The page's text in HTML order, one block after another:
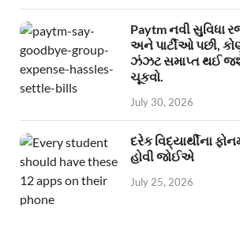
Paytm નવી સુવિધા
અને પાર્ટીઓ પછી,
ઝંઝટ સમાપ્ત થઈ જશે.
ચૂકવો.
July 30, 2026
દરેક વિદ્યાર્થીના
હોવી જોઈએ
July 25, 2026